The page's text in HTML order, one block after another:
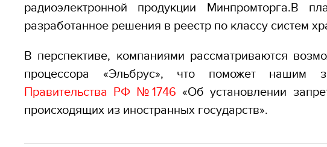
радиоэлектронной продукции Минпромторга.В
разработанное решения в реестр по классу систем
В перспективе, компаниями рассматриваются
процессора «Эльбрус», что поможет нашим
Правительства РФ №1746 «Об установлении
происходящих из иностранных государств».